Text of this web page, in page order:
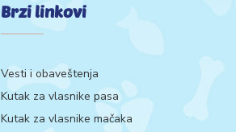
Brzi linkovi
Vesti i obaveštenja
Kutak za vlasnike pasa
Kutak za vlasnike mačaka